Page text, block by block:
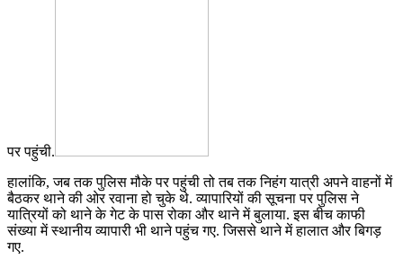
पर पहुंची.
हालांकि, जब तक पुलिस मौके पर पहुंची तो तब तक निहंग यात्री अपने वाहनों में
बैठकर थाने की ओर रवाना हो चुके थे. व्यापारियों की सूचना पर पुलिस ने
यात्रियों को थाने के गेट के पास रोका और थाने में बुलाया. इस बीच काफी
संख्या में स्थानीय व्यापारी भी थाने पहुंच गए. जिससे थाने में हालात और बिगड़
गए.